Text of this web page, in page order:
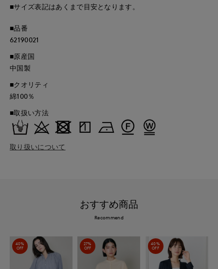
■サイズ表記はあくまで目安となります。
■品番
62190021
■原産国
中国製
■クオリティ
綿100％
■取扱い方法
取り扱いについて
おすすめ商品
Recommend
40%
OFF
27%
OFF
40%
OFF